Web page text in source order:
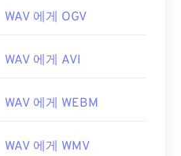
WAV 에게 OGV
WAV 에게 AVI
WAV 에게 WEBM
WAV 에게 WMV